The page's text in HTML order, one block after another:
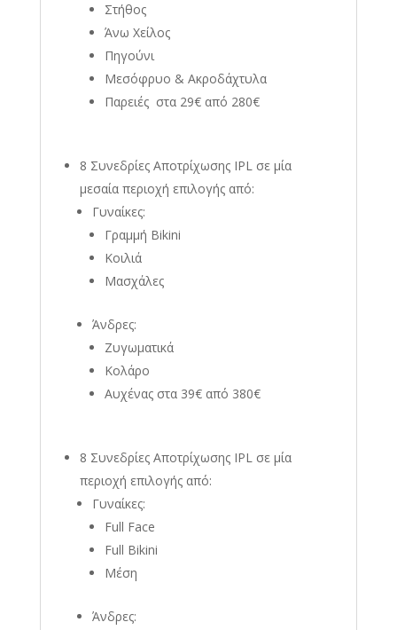
Στήθος
Άνω Χείλος
Πηγούνι
Μεσόφρυο & Ακροδάχτυλα
Παρειές στα 29€ από 280€
8 Συνεδρίες Αποτρίχωσης IPL σε μία
μεσαία περιοχή επιλογής από:
Γυναίκες:
Γραμμή Bikini
Κοιλιά
Μασχάλες
Άνδρες:
Ζυγωματικά
Κολάρο
Αυχένας στα 39€ από 380€
8 Συνεδρίες Αποτρίχωσης IPL σε μία
περιοχή επιλογής από:
Γυναίκες:
Full Face
Full Bikini
Μέση
Άνδρες: